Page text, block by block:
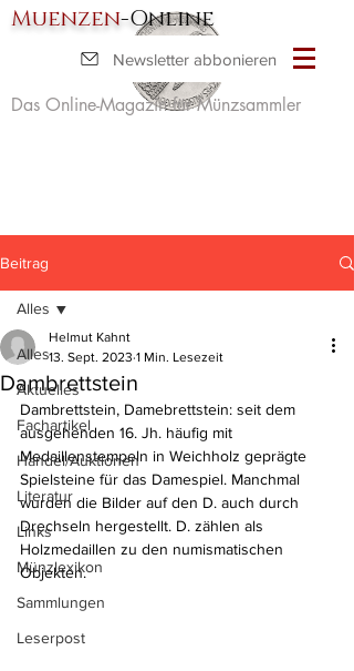
Muenzen-Online
Das Online-Magazin für Münzsammler
Newsletter abbonieren
Beitrag
Alles
Aktuelles
Fachartikel
Handel/Auktionen
Literatur
Links
Münzlexikon
Sammlungen
Leserpost
Alles
Dambrettstein
Helmut Kahnt
13. Sept. 2023 1 Min. Lesezeit
Dambrettstein, Damebrettstein: seit dem
ausgehenden 16. Jh. häufig mit
Medaillenstempeln in Weichholz geprägte
Spielsteine für das Damespiel. Manchmal
wurden die Bilder auf den D. auch durch
Drechseln hergestellt. D. zählen als
Holzmedaillen zu den numismatischen
Objekten.